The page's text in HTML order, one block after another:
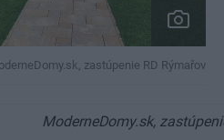
zastúpenie RD Rýmařov
ModerneDomy.sk,